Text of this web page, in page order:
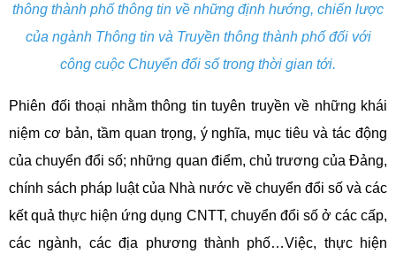
thông thành phố thông tin về những định hướng, chiến lược
của ngành Thông tin và Truyền thông thành phố đối với
công cuộc Chuyển đổi số trong thời gian tới.
Phiên đối thoại nhằm thông tin tuyên truyền về những khái
niệm cơ bản, tầm quan trọng, ý nghĩa, mục tiêu và tác động
của chuyển đổi số; những quan điểm, chủ trương của Đảng,
chính sách pháp luật của Nhà nước về chuyển đổi số và các
kết quả thực hiện ứng dụng CNTT, chuyển đổi số ở các cấp,
các ngành, các địa phương thành phố…Việc, thực hiện